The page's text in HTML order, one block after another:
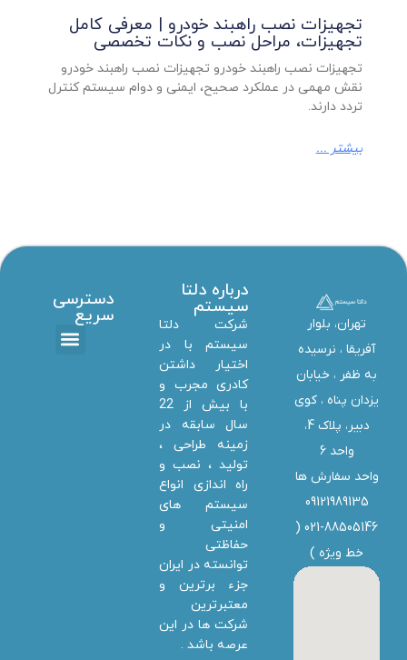
تجهیزات نصب راهبند خودرو | معرفی کامل
تجهیزات، مراحل نصب و نکات تخصصی
تجهیزات نصب راهبند خودرو تجهیزات نصب راهبند خودرو
نقش مهمی در عملکرد صحیح، ایمنی و دوام سیستم کنترل
تردد دارند.
بیشتر ...
تهران، بلوار
آفریقا ، نرسیده
به ظفر ،‌ خیابان
یزدان پناه ، کوی
دبیر، پلاک 4،
واحد 6
واحد سفارش ها
09121989135
021-88505146 (
خط ویژه )
درباره دلتا
سیستم
شرکت دلتا
سیستم با در
اختیار داشتن
کادری مجرب و
با بیش از 22
سال سابقه در
زمینه طراحی ،
تولید ، نصب و
راه اندازی انواع
سیستم های
امنیتی و
حفاظتی
توانسته در ایران
جزء برترین و
معتبرترین
شرکت ها در این
عرصه باشد .
دسترسی
سریع